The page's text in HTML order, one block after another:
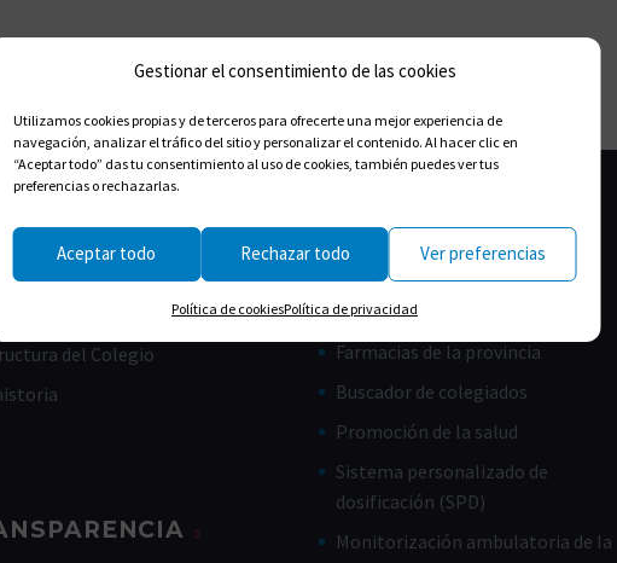
Gestionar el consentimiento de las cookies
Utilizamos cookies propias y de terceros para ofrecerte una mejor experiencia de
navegación, analizar el tráfico del sitio y personalizar el contenido. Al hacer clic en
“Aceptar todo” das tu consentimiento al uso de cookies, también puedes ver tus
preferencias o rechazarlas.
Aceptar todo Rechazar todo Ver preferencias
Política de cookiesPolítica de privacidad
ÚTILES
de Gobierno
del Colegio
CIUDADANOS
Farmacias de guardia
Farmacias de la provincia
Buscador de colegiados
Promoción de la salud
Sistema personalizado de
dosificación (SPD)
Monitorización ambulatoria de la